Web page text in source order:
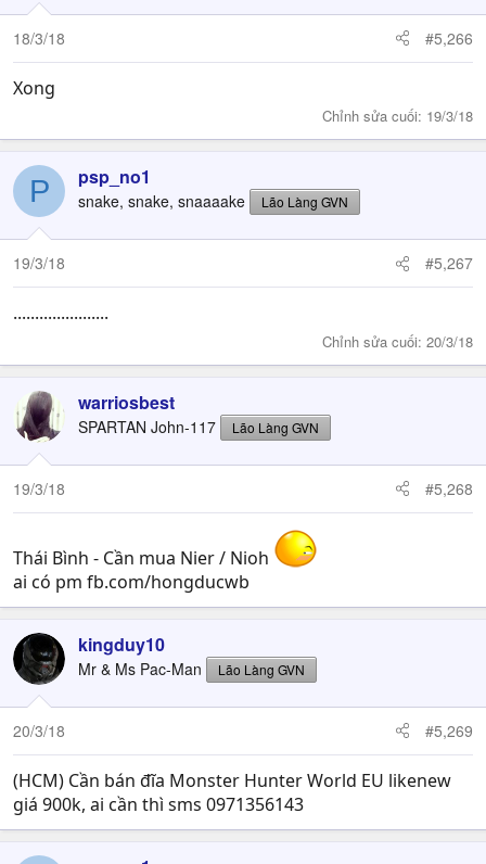
18/3/18 #5,266
Xong
Chỉnh sửa cuối: 19/3/18
P psp_no1
snake, snake, snaaaake Lão Làng GVN
19/3/18 #5,267
......................
Chỉnh sửa cuối: 20/3/18
warriosbest
SPARTAN John-117 Lão Làng GVN
19/3/18 #5,268
Thái Bình - Cần mua Nier / Nioh
ai có pm fb.com/hongducwb
kingduy10
Mr & Ms Pac-Man Lão Làng GVN
20/3/18 #5,269
(HCM) Cần bán đĩa Monster Hunter World EU likenew
giá 900k, ai cần thì sms 0971356143